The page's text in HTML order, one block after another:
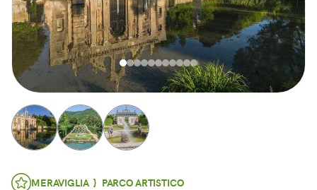
MERAVIGLIA } PARCO ARTISTICO